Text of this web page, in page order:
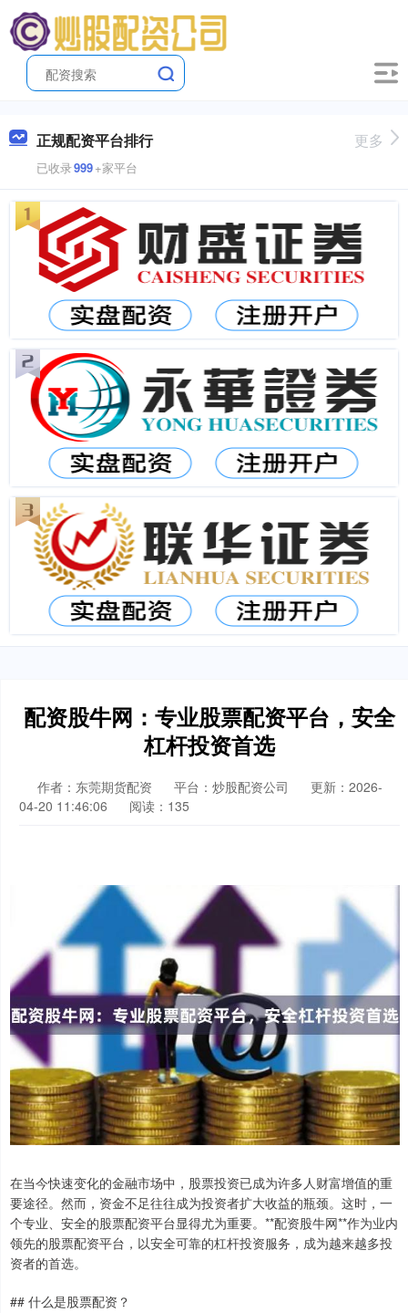
正规配资平台排行
已收录999+家平台
更多
配资股牛网：专业股票配资平台，安全
杠杆投资首选
作者：东莞期货配资 平台：炒股配资公司
更新：2026-
04-20 11:46:06
阅读：135
在当今快速变化的金融市场中，股票投资已成为许多人财富增值的重
要途径。然而，资金不足往往成为投资者扩大收益的瓶颈。这时，一
个专业、安全的股票配资平台显得尤为重要。**配资股牛网**作为业内
领先的股票配资平台，以安全可靠的杠杆投资服务，成为越来越多投
资者的首选。
## 什么是股票配资？